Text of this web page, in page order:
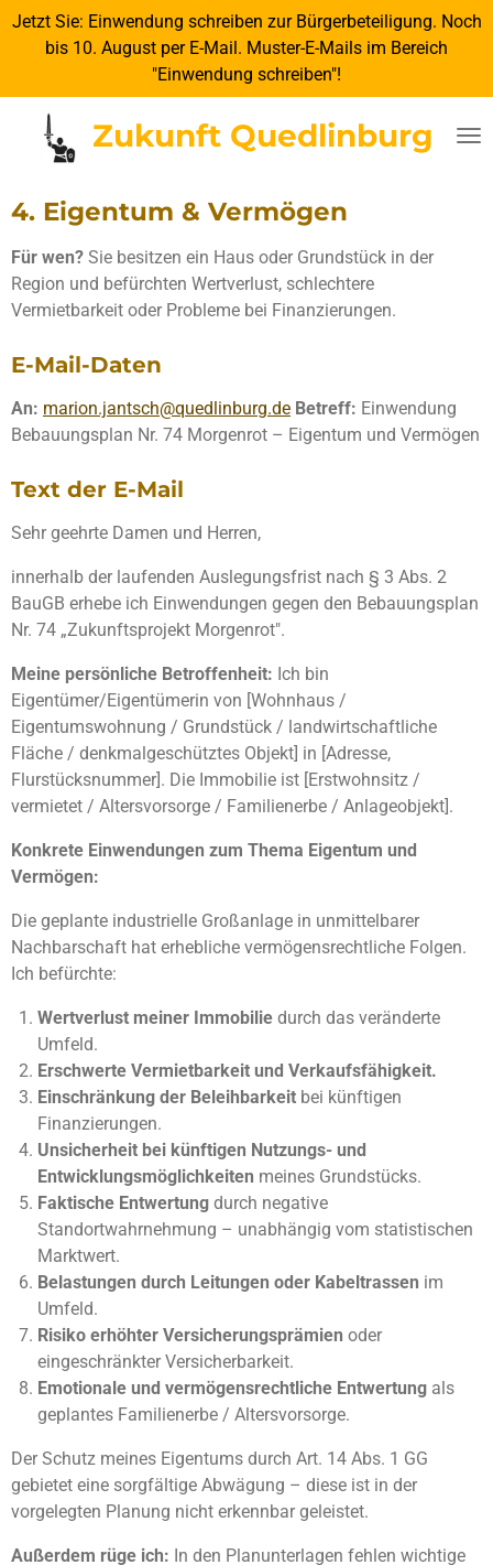
Zum
Hauptinhalt
Zukunft Quedlinburg
Jetzt Sie: Einwendung schreiben zur Bürgerbeteiligung. Noch
bis 10. August per E-Mail. Muster-E-Mails im Bereich
"Einwendung schreiben"!
4. Eigentum & Vermögen
Für wen? Sie besitzen ein Haus oder Grundstück in der
Region und befürchten Wertverlust, schlechtere
Vermietbarkeit oder Probleme bei Finanzierungen.
E-Mail-Daten
An: marion.jantsch@quedlinburg.de Betreff: Einwendung
Bebauungsplan Nr. 74 Morgenrot – Eigentum und Vermögen
Text der E-Mail
Sehr geehrte Damen und Herren,
innerhalb der laufenden Auslegungsfrist nach § 3 Abs. 2
BauGB erhebe ich Einwendungen gegen den Bebauungsplan
Nr. 74 „Zukunftsprojekt Morgenrot".
Meine persönliche Betroffenheit: Ich bin
Eigentümer/Eigentümerin von [Wohnhaus /
Eigentumswohnung / Grundstück / landwirtschaftliche
Fläche / denkmalgeschütztes Objekt] in [Adresse,
Flurstücksnummer]. Die Immobilie ist [Erstwohnsitz /
vermietet / Altersvorsorge / Familienerbe / Anlageobjekt].
Konkrete Einwendungen zum Thema Eigentum und
Vermögen:
Die geplante industrielle Großanlage in unmittelbarer
Nachbarschaft hat erhebliche vermögensrechtliche Folgen.
Ich befürchte:
Wertverlust meiner Immobilie durch das veränderte
Umfeld.
Erschwerte Vermietbarkeit und Verkaufsfähigkeit.
Einschränkung der Beleihbarkeit bei künftigen
Finanzierungen.
Unsicherheit bei künftigen Nutzungs- und
Entwicklungsmöglichkeiten meines Grundstücks.
Faktische Entwertung durch negative
Standortwahrnehmung – unabhängig vom statistischen
Marktwert.
Belastungen durch Leitungen oder Kabeltrassen im
Umfeld.
Risiko erhöhter Versicherungsprämien oder
eingeschränkter Versicherbarkeit.
Emotionale und vermögensrechtliche Entwertung als
geplantes Familienerbe / Altersvorsorge.
Der Schutz meines Eigentums durch Art. 14 Abs. 1 GG
gebietet eine sorgfältige Abwägung – diese ist in der
vorgelegten Planung nicht erkennbar geleistet.
Außerdem rüge ich: In den Planunterlagen fehlen wichtige